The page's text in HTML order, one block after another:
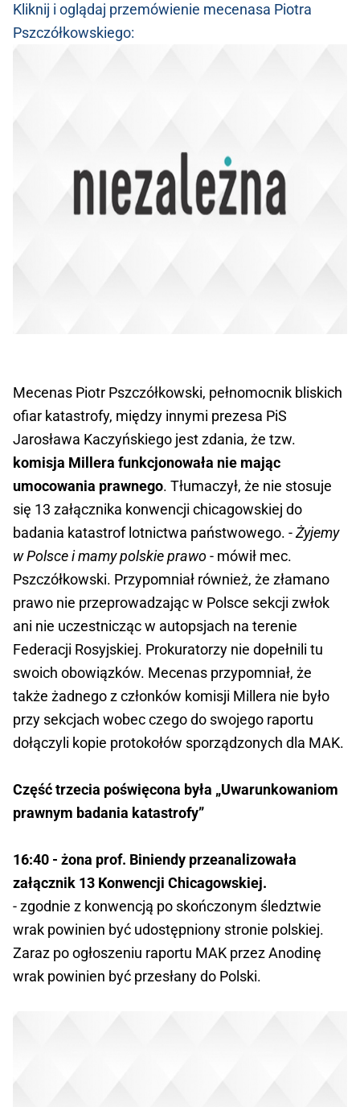
Kliknij i oglądaj przemówienie mecenasa Piotra
Pszczółkowskiego:
Mecenas Piotr Pszczółkowski, pełnomocnik bliskich
ofiar katastrofy, między innymi prezesa PiS
Jarosława Kaczyńskiego jest zdania, że tzw.
komisja Millera funkcjonowała nie mając
umocowania prawnego. Tłumaczył, że nie stosuje
się 13 załącznika konwencji chicagowskiej do
badania katastrof lotnictwa państwowego. -Żyjemy
w Polsce i mamy polskie prawo- mówił mec.
Pszczółkowski. Przypomniał również, że złamano
prawo nie przeprowadzając w Polsce sekcji zwłok
ani nie uczestnicząc w autopsjach na terenie
Federacji Rosyjskiej. Prokuratorzy nie dopełnili tu
swoich obowiązków. Mecenas przypomniał, że
także żadnego z członków komisji Millera nie było
przy sekcjach wobec czego do swojego raportu
dołączyli kopie protokołów sporządzonych dla MAK.
Część trzecia poświęcona była „Uwarunkowaniom
prawnym badania katastrofy”
16:40 - żona prof. Biniendy przeanalizowała
załącznik 13 Konwencji Chicagowskiej.
- zgodnie z konwencją po skończonym śledztwie
wrak powinien być udostępniony stronie polskiej.
Zaraz po ogłoszeniu raportu MAK przez Anodinę
wrak powinien być przesłany do Polski.